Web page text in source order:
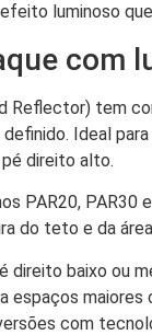
luminoso
com
Reflector) tem
Ideal
direito alto.
PAR20,
do teto e da
direito baixo ou
espaços
com